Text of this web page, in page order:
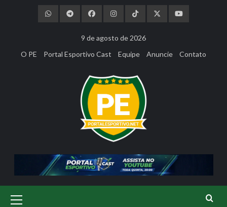
9 de agosto de 2026
O PE
Portal Esportivo Cast Equipe Anuncie Contato
Menu